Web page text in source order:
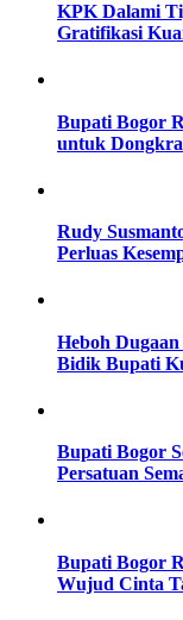
KPK Dalami
Gratifikasi
Bupati Bogor
untuk
Rudy
Perluas
Heboh
Bidik Bupati
Bupati Bogor
Persatuan
Bupati Bogor
Wujud Cinta